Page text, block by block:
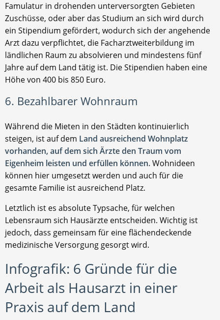
Famulatur in drohenden unterversorgten Gebieten
Zuschüsse, oder aber das Studium an sich wird durch
ein Stipendium gefördert, wodurch sich der angehende
Arzt dazu verpflichtet, die Facharztweiterbildung im
ländlichen Raum zu absolvieren und mindestens fünf
Jahre auf dem Land tätig ist. Die Stipendien haben eine
Höhe von 400 bis 850 Euro.
6. Bezahlbarer Wohnraum
Während die Mieten in den Städten kontinuierlich
steigen, ist auf dem Land ausreichend Wohnplatz
vorhanden, auf dem sich Ärzte den Traum vom
Eigenheim leisten und erfüllen können.Wohnideen
können hier umgesetzt werden und auch für die
gesamte Familie ist ausreichend Platz.
Letztlich ist es absolute Typsache, für welchen
Lebensraum sich Hausärzte entscheiden. Wichtig ist
jedoch, dass gemeinsam für eine flächendeckende
medizinische Versorgung gesorgt wird.
Infografik: 6 Gründe für die
Arbeit als Hausarzt in einer
Praxis auf dem Land